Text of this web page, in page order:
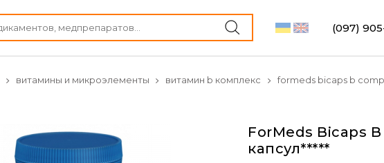
(097)
витамины и микроэлементы витамин b комплекс formeds bicaps b
ForMeds Bicaps
капсул*****